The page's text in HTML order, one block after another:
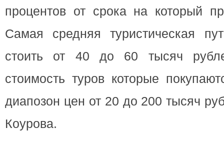
процентов от срока на который
Самая средняя туристическая
стоить от 40 до 60 тысяч
стоимость туров которые
диапозон цен от 20 до 200 тысяч
Коурова.